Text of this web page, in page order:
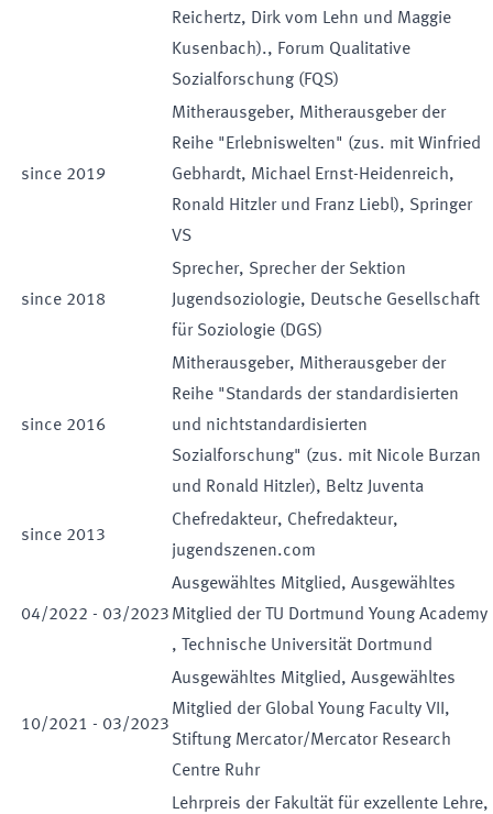
Reichertz, Dirk vom Lehn und Maggie
Kusenbach)., Forum Qualitative
Sozialforschung (FQS)
since 2019
Mitherausgeber, Mitherausgeber der
Reihe "Erlebniswelten" (zus. mit Winfried
Gebhardt, Michael Ernst-Heidenreich,
Ronald Hitzler und Franz Liebl), Springer
VS
since 2018
Sprecher, Sprecher der Sektion
Jugendsoziologie, Deutsche Gesellschaft
für Soziologie (DGS)
since 2016
Mitherausgeber, Mitherausgeber der
Reihe "Standards der standardisierten
und nichtstandardisierten
Sozialforschung" (zus. mit Nicole Burzan
und Ronald Hitzler), Beltz Juventa
since 2013
Chefredakteur, Chefredakteur,
jugendszenen.com
04/2022 - 03/2023
Ausgewähltes Mitglied, Ausgewähltes
Mitglied der TU Dortmund Young Academy
,
Technische Universität Dortmund
10/2021 - 03/2023
Ausgewähltes Mitglied, Ausgewähltes
Mitglied der Global Young Faculty VII ,
Stiftung Mercator/Mercator Research
Centre Ruhr
Lehrpreis der Fakultät für exzellente Lehre,